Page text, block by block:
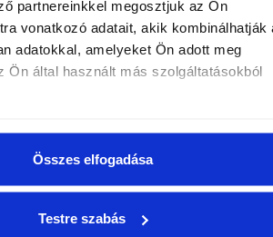
partnereinkkel megosztjuk az Ön
vonatkozó adatait, akik kombinálhatják
adatokkal, amelyeket Ön adott meg
Ön által használt más szolgáltatásokból
Összes elfogadása
Testre szabás
fürdőnap titka tehát nem valamilyen
Inkább egy egyszerű
Így a gyógyfürdőzés
hanem valódi feltöltődés.